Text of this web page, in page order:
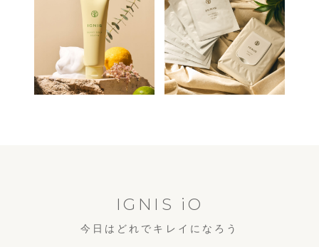
IGNIS iO
今日はどれでキレイになろう